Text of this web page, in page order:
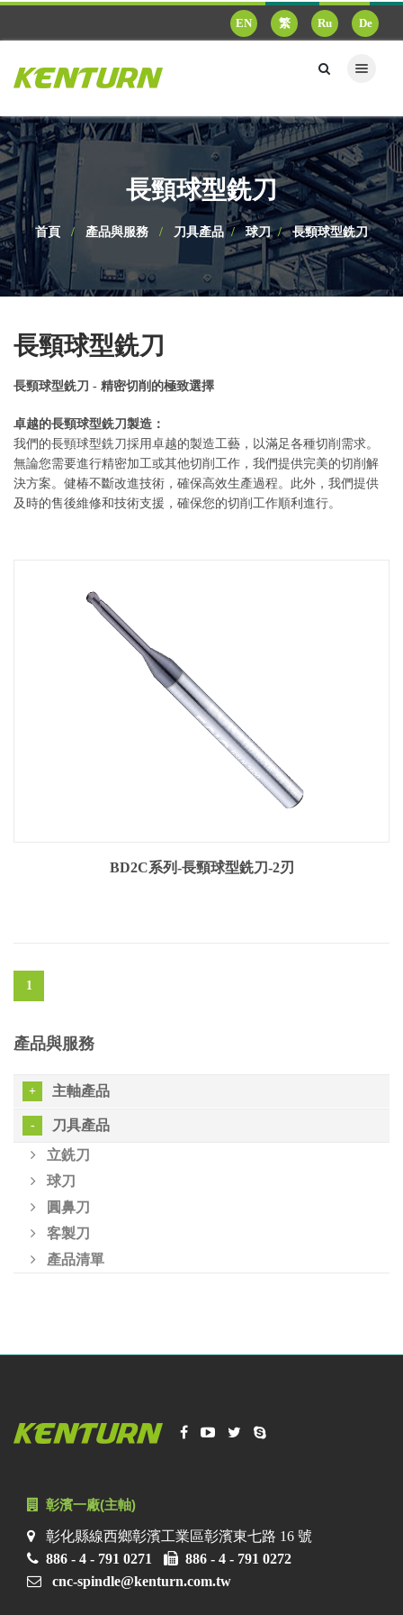
EN 繁 Ru De
長頸球型銑刀
首頁 產品與服務 刀具產品 球刀 長頸球型銑刀
長頸球型銑刀
長頸球型銑刀 - 精密切削的極致選擇
卓越的長頸球型銑刀製造：
我們的長頸球型銑刀採用卓越的製造工藝，以滿足各種切削需求。
無論您需要進行精密加工或其他切削工作，我們提供完美的切削解
決方案。健椿不斷改進技術，確保高效生產過程。此外，我們提供
及時的售後維修和技術支援，確保您的切削工作順利進行。
BD2C系列-長頸球型銑刀-2刃
1
產品與服務
主軸產品
刀具產品
立銑刀
球刀
圓鼻刀
客製刀
產品清單
彰濱一廠(主軸)
彰化縣線西鄉彰濱工業區彰濱東七路 16 號
886 - 4 - 791 0271
886 - 4 - 791 0272
cnc-spindle@kenturn.com.tw